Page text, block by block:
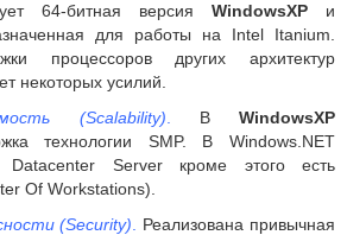
64-битная версия WindowsXP и
для работы на Intel Itanium.
процессоров других архитектур
некоторых усилий.
(Scalability)
В WindowsXP
технологии SMP. В Windows.NET
Server кроме этого есть
Of Workstations).
(Security)
Реализована привычная